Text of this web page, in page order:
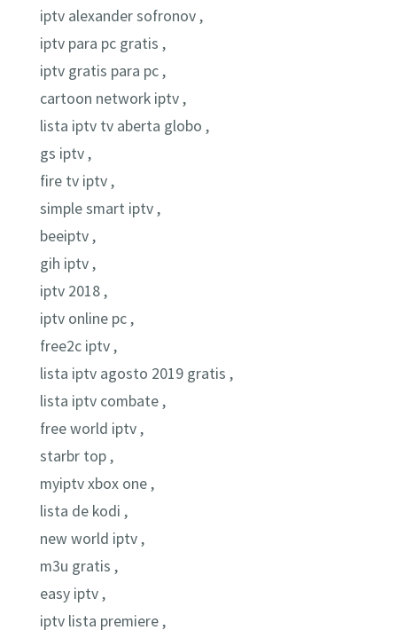
iptv alexander sofronov ,
iptv para pc gratis ,
iptv gratis para pc ,
cartoon network iptv ,
lista iptv tv aberta globo ,
gs iptv ,
fire tv iptv ,
simple smart iptv ,
beeiptv ,
gih iptv ,
iptv 2018 ,
iptv online pc ,
free2c iptv ,
lista iptv agosto 2019 gratis ,
lista iptv combate ,
free world iptv ,
starbr top ,
myiptv xbox one ,
lista de kodi ,
new world iptv ,
m3u gratis ,
easy iptv ,
iptv lista premiere ,